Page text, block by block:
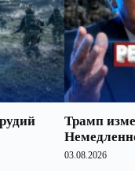
Трамп
03.08.2026